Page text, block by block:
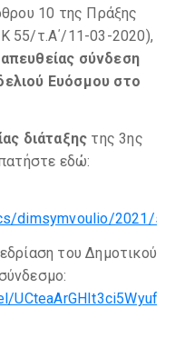
10 της Πράξης
55/τ.Α΄/11-03-2020),
σύνδεση
Ευόσμου στο
διάταξης της 3ης
εδώ:
dimsymvoulio/2021/
του Δημοτικού